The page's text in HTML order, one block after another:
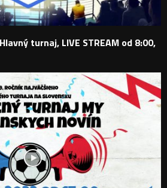
turnaj, LIVE STREAM od 8:00,